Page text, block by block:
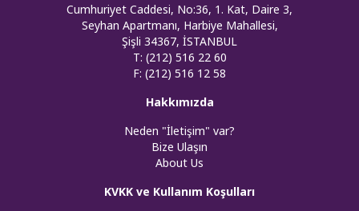
Cumhuriyet Caddesi, No:36, 1. Kat, Daire 3,
Seyhan Apartmanı, Harbiye Mahallesi,
Şişli 34367, İSTANBUL
T: (212) 516 22 60
F: (212) 516 12 58
Hakkımızda
Neden "İletişim" var?
Bize Ulaşın
About Us
KVKK ve Kullanım Koşulları